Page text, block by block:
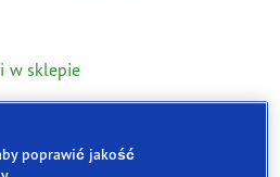
w sklepie
Usługi
poprawić jakość